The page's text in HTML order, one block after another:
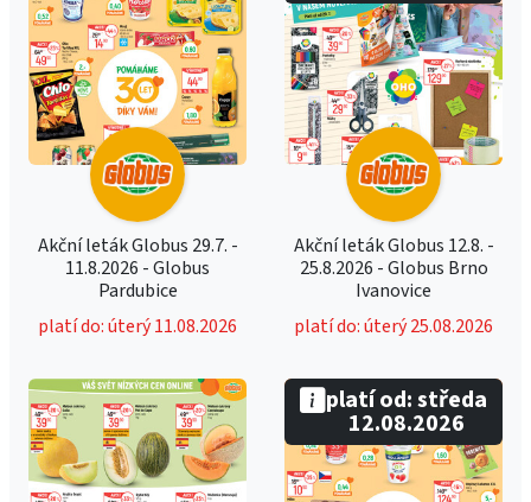
Akční leták Globus 29.7. -
11.8.2026 - Globus
Pardubice
platí do: úterý 11.08.2026
Akční leták Globus 12.8. -
25.8.2026 - Globus Brno
Ivanovice
platí do: úterý 25.08.2026
platí od: středa
12.08.2026